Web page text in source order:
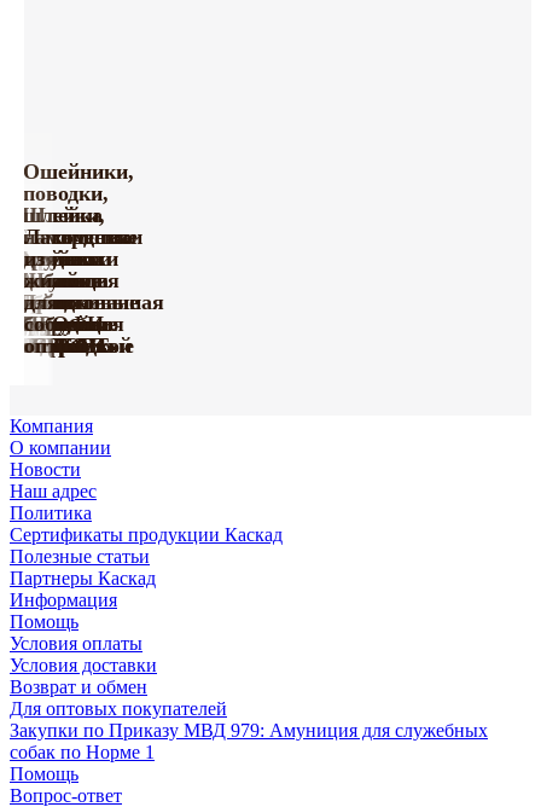
Игрушки
из винила
серии
Happy
Farm
Тактические
ошейники
для
собак
серии
«ПРОФИ»
Ошейники
кожаные
серия
«Де
Люкс»
Поводки
усиленные
капроновые
Груминг
«Марли»
Игрушки
«Марли»
Амуниция
с
мягкой
подкладкой
Принтованная
коллекция
«УРБАН»
Шлейки
нейлоновые
с грудью
«СПОРТ»
Шлейка
с
грудью
для
собак
ПРОФИ
оптом
Ошейники,
поводки,
шлейки,
намордники
для
собак
из
биотана
оптом
Лакомства
из
жил
для
собак
оптом
Компания
О компании
Новости
Наш адрес
Политика
Сертификаты продукции Каскад
Полезные статьи
Партнеры Каскад
Информация
Помощь
Условия оплаты
Условия доставки
Возврат и обмен
Для оптовых покупателей
Закупки по Приказу МВД 979: Амуниция для служебных
собак по Норме 1
Помощь
Вопрос-ответ